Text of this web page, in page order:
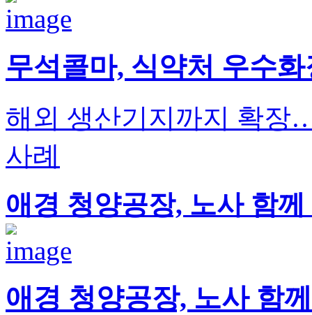
무석콜마, 식약처 우수
해외 생산기지까지 확장
사례
애경 청양공장, 노사 함께
애경 청양공장, 노사 함